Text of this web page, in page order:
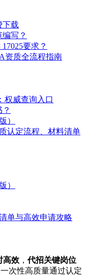
下载
写？
要求？
资质全流程指南
权威查询入口
）
认定流程、材料清单
）
单与高效申请攻略
高效 ，代招关键岗位
次性高质量通过认定